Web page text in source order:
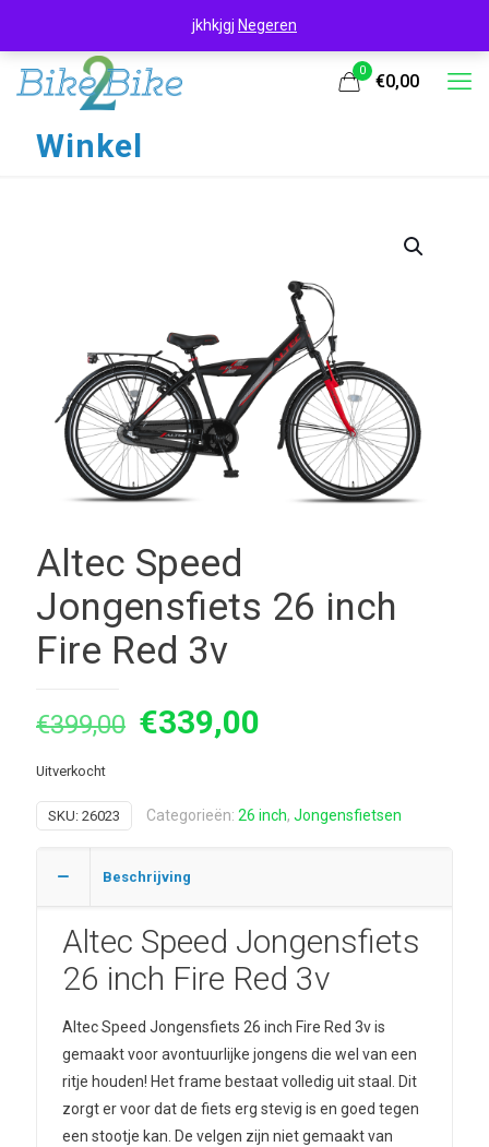
0
€0,00
Winkel
Altec Speed
Jongensfiets 26 inch
Fire Red 3v
€399,00 Oorspronkelijke
€399,00.
€339,00
€339,00.
Uitverkocht
SKU: 26023 Categorieën: 26 inch, Jongensfietsen
Beschrijving
Altec Speed Jongensfiets
26 inch Fire Red 3v
Altec Speed Jongensfiets 26 inch Fire Red 3v is
gemaakt voor avontuurlijke jongens die wel van een
ritje houden! Het frame bestaat volledig uit staal. Dit
zorgt er voor dat de fiets erg stevig is en goed tegen
een stootje kan. De velgen zijn niet gemaakt van
jkhkjgj Negeren